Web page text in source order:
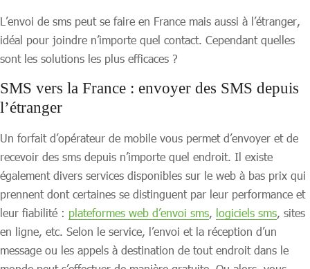
L’envoi de sms peut se faire en France mais aussi à l’étranger,
idéal pour joindre n’importe quel contact. Cependant quelles
sont les solutions les plus efficaces ?
SMS vers la France : envoyer des SMS depuis
l’étranger
Un forfait d’opérateur de mobile vous permet d’envoyer et de
recevoir des sms depuis n’importe quel endroit. Il existe
également divers services disponibles sur le web à bas prix qui
prennent dont certaines se distinguent par leur performance et
leur fiabilité : plateformes web d’envoi sms, logiciels sms, sites
en ligne, etc. Selon le service, l’envoi et la réception d’un
message ou les appels à destination de tout endroit dans le